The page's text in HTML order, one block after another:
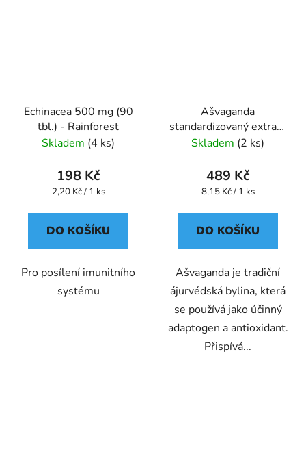
Echinacea 500 mg (90
tbl.) - Rainforest
Skladem (4 ks)
198 Kč
Měrná
2,20 Kč / 1 ks
DO KOŠÍKU
Pro posílení imunitního
systému
Ašvaganda
standardizovaný extrakt
kapsle 60 ks
Skladem (2 ks)
489 Kč
Měrná
8,15 Kč / 1 ks
DO KOŠÍKU
Ašvaganda je tradiční
ájurvédská bylina, která
se používá jako účinný
adaptogen a antioxidant.
Přispívá...